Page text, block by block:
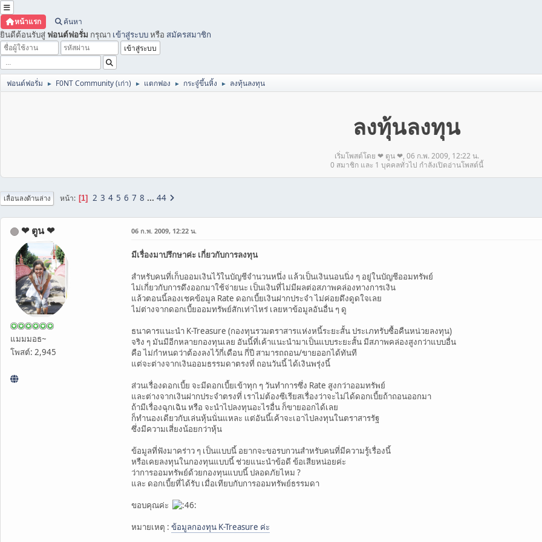
หน้าแรก ค้นหา
ยินดีต้อนรับสู่ ฟอนต์ฟอรั่ม กรุณา เข้าสู่ระบบหรือ สมัครสมาชิก
ฟอนต์ฟอรั่ม ► F0NT Community (เก่า) ► แตกฟอง ► กระจู๋ขึ้นหิ้ง ► ลงทุ้นลงทุน
ลงทุ้นลงทุน
เริ่มโพสต์โดย ❤ ตูน ❤, 06 ก.พ. 2009, 12:22 น.
0 สมาชิก และ 1 บุคคลทั่วไป กำลังเปิดอ่านโพสต์นี้
เลื่อนลงด้านล่าง หน้า 1 2 3 4 5 6 7 8 ... 44
❤ ตูน ❤
แมมมอธ~
โพสต์: 2,945
06 ก.พ. 2009, 12:22 น.
มีเรื่องมาปรึกษาค่ะ เกี่ยวกับการลงทุน
สำหรับคนที่เก็บออมเงินไว้ในบัญชีจำนวนหนึ่ง แล้วเป็นเงินนอนนิ่ง ๆ อยู่ในบัญชีออมทรัพย์
ไม่เกี่ยวกับการดึงออกมาใช้จ่ายนะ เป็นเงินที่ไม่มีผลต่อสภาพคล่องทางการเงิน
แล้วตอนนี้ลองเชคข้อมูล Rate ดอกเบี้ยเงินฝากประจำ ไม่ค่อยดึงดูดใจเลย
ไม่ต่างจากดอกเบี้ยออมทรัพย์สักเท่าไหร่ เลยหาข้อมูลอันอื่น ๆ ดู
ธนาคารแนะนำ K-Treasure (กองทุนรวมตราสารแห่งหนี้ระยะสั้น ประเภทรับซื้อคืนหน่วยลงทุน)
จริง ๆ มันมีอีกหลายกองทุนเลย อันนี้ที่เค้าแนะนำมาเป็นแบบระยะสั้น มีสภาพคล่องสูงกว่าแบบอื่น
คือ ไม่กำหนดว่าต้องลงไว้กี่เดือน กี่ปี สามารถถอน/ขายออกได้ทันที
แต่จะต่างจากเงินออมธรรมดาตรงที่ ถอนวันนี้ ได้เงินพรุ่งนี้
ส่วนเรื่องดอกเบี้ย จะมีดอกเบี้ยเข้าทุก ๆ วันทำการซึ่ง Rate สูงกว่าออมทรัพย์
และต่างจากเงินฝากประจำตรงที่ เราไม่ต้องซีเรียสเรื่องว่าจะไม่ได้ดอกเบี้ยถ้าถอนออกมา
ถ้ามีเรื่องฉุกเฉิน หรือ จะนำไปลงทุนอะไรอื่น ก็ขายออกได้เลย
ก็ทำนองเดียวกับเล่นหุ้นนั่นแหละ แต่อันนี้เค้าจะเอาไปลงทุนในตราสารรัฐ
ซึ่งมีความเสี่ยงน้อยกว่าหุ้น
ข้อมูลที่ฟังมาคร่าว ๆ เป็นแบบนี้ อยากจะขอรบกวนสำหรับคนที่มีความรู้เรื่องนี้
หรือเคยลงทุนในกองทุนแบบนี้ ช่วยแนะนำข้อดี ข้อเสียหน่อยค่ะ
ว่าการออมทรัพย์ด้วยกองทุนแบบนี้ ปลอดภัยไหม ?
และ ดอกเบี้ยที่ได้รับ เมื่อเทียบกับการออมทรัพย์ธรรมดา
ขอบคุณค่ะ
หมายเหตุ : ข้อมูลกองทุน K-Treasure ค่ะ